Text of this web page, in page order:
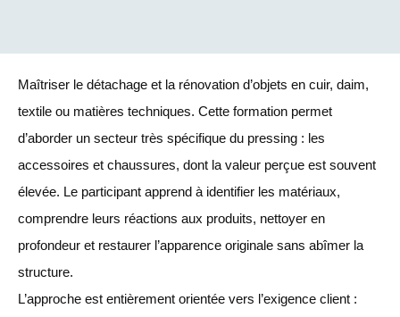
Maîtriser le détachage et la rénovation d’objets en cuir, daim,
textile ou matières techniques. Cette formation permet
d’aborder un secteur très spécifique du pressing : les
accessoires et chaussures, dont la valeur perçue est souvent
élevée. Le participant apprend à identifier les matériaux,
comprendre leurs réactions aux produits, nettoyer en
profondeur et restaurer l’apparence originale sans abîmer la
structure.
L’approche est entièrement orientée vers l’exigence client :